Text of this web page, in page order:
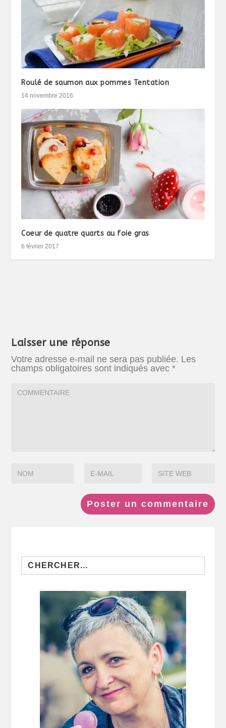
Roulé de saumon aux pommes Tentation
14 novembre 2016
Coeur de quatre quarts au foie gras
6 février 2017
Laisser une réponse
Votre adresse e-mail ne sera pas publiée. Les
champs obligatoires sont indiqués avec*
Search
for: